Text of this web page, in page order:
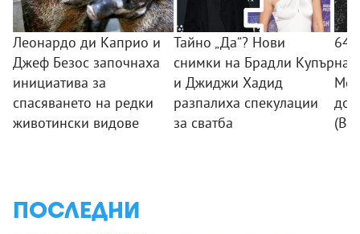
Леонардо ди Каприо и
Джеф Безос започнаха
инициатива за
спасяването на редки
животински видове
Тайно „Да“? Нови
снимки на Брадли Купър
и Джиджи Хадид
разпалиха спекулации
за сватба
64
на
до
ПОСЛЕДНИ